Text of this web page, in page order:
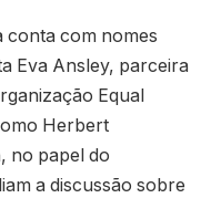
conta com nomes
Eva Ansley, parceira
Equal
Herbert
no papel do
a discussão sobre